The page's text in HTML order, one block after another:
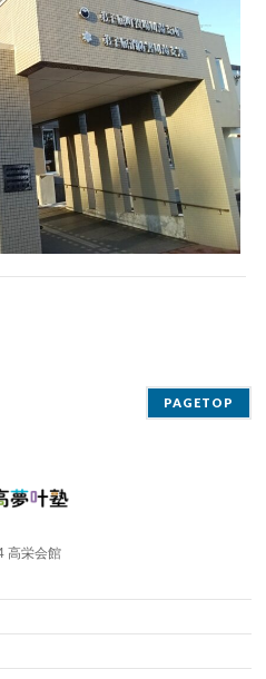
PAGETOP
高栄会館